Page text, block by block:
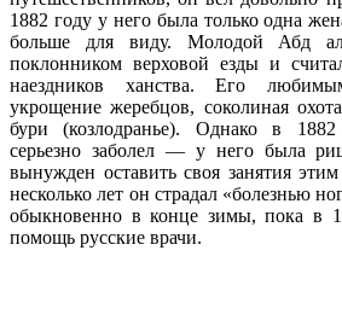
1882 году у него была только одна
больше для виду. Молодой Абд
поклонником верховой езды и
наездников ханства. Его
укрощение жеребцов, соколиная
бури (козлодранье). Однако в
серьезно заболел — у него была
вынужден оставить своя занятия
несколько лет он страдал «болезнью
обыкновенно в конце зимы, пока в
помощь русские врачи.